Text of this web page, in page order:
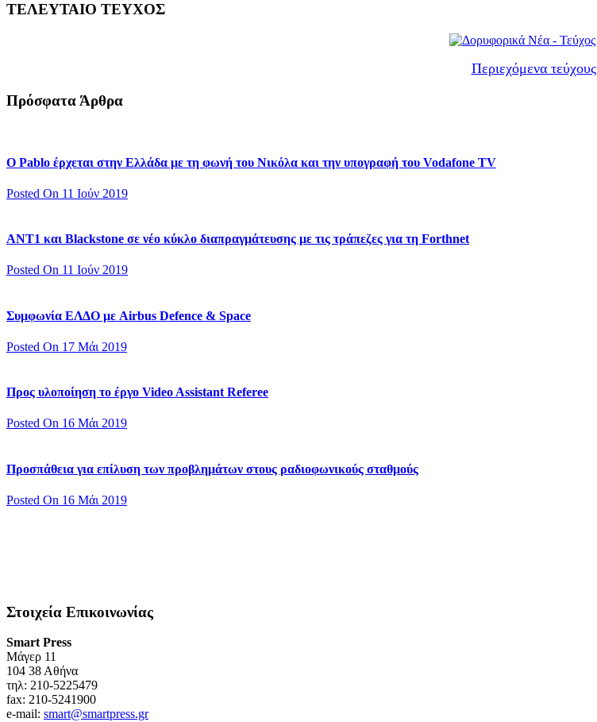
ΤΕΛΕΥΤΑΙΟ ΤΕΥΧΟΣ
Περιεχόμενα τεύχους
Πρόσφατα Άρθρα
Ο Pablo έρχεται στην Ελλάδα με τη φωνή του Νικόλα και την υπογραφή του Vodafone TV
Posted On 11 Ιούν 2019
ΑΝΤ1 και Blackstone σε νέο κύκλο διαπραγμάτευσης με τις τράπεζες για τη Forthnet
Posted On 11 Ιούν 2019
Συμφωνία ΕΛΔΟ με Airbus Defence & Space
Posted On 17 Μάι 2019
Προς υλοποίηση το έργο Video Assistant Referee
Posted On 16 Μάι 2019
Προσπάθεια για επίλυση των προβλημάτων στους ραδιοφωνικούς σταθμούς
Posted On 16 Μάι 2019
Στοιχεία Επικοινωνίας
Smart Press
Mάγερ 11
104 38 Αθήνα
τηλ: 210-5225479
fax: 210-5241900
e-mail: smart@smartpress.gr